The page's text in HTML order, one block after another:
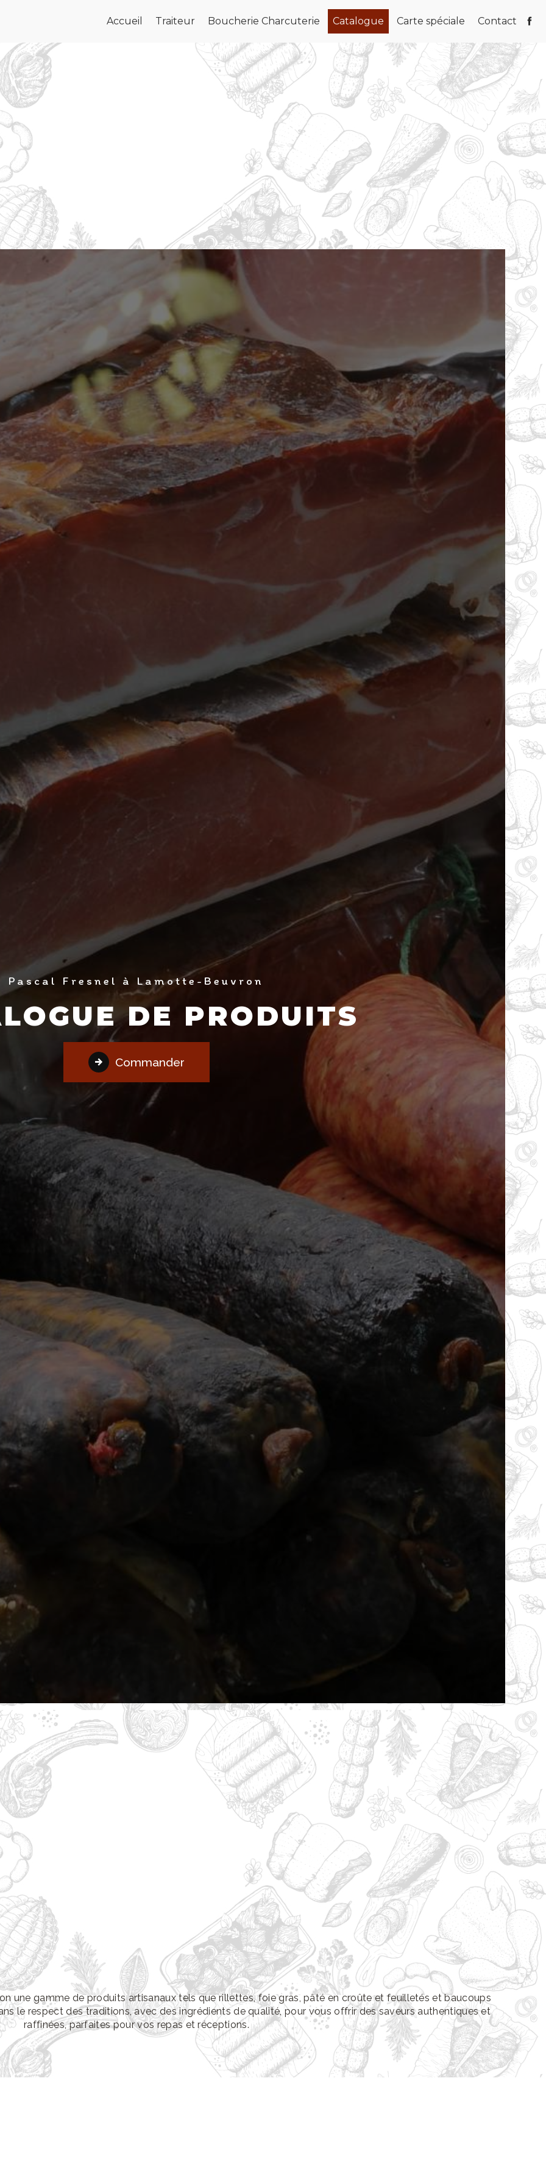
Accueil Traiteur Boucherie Charcuterie Catalogue Carte spéciale Contact
Pascal Fresnel à Lamotte-Beuvron
DE PRODUITS
Commander
une gamme de produits artisanaux tels que rillettes, foie gras, pâté en croûte et feuilletés et baucoups
le respect des traditions, avec des ingrédients de qualité, pour vous offrir des saveurs authentiques et
raffinées, parfaites pour vos repas et réceptions.